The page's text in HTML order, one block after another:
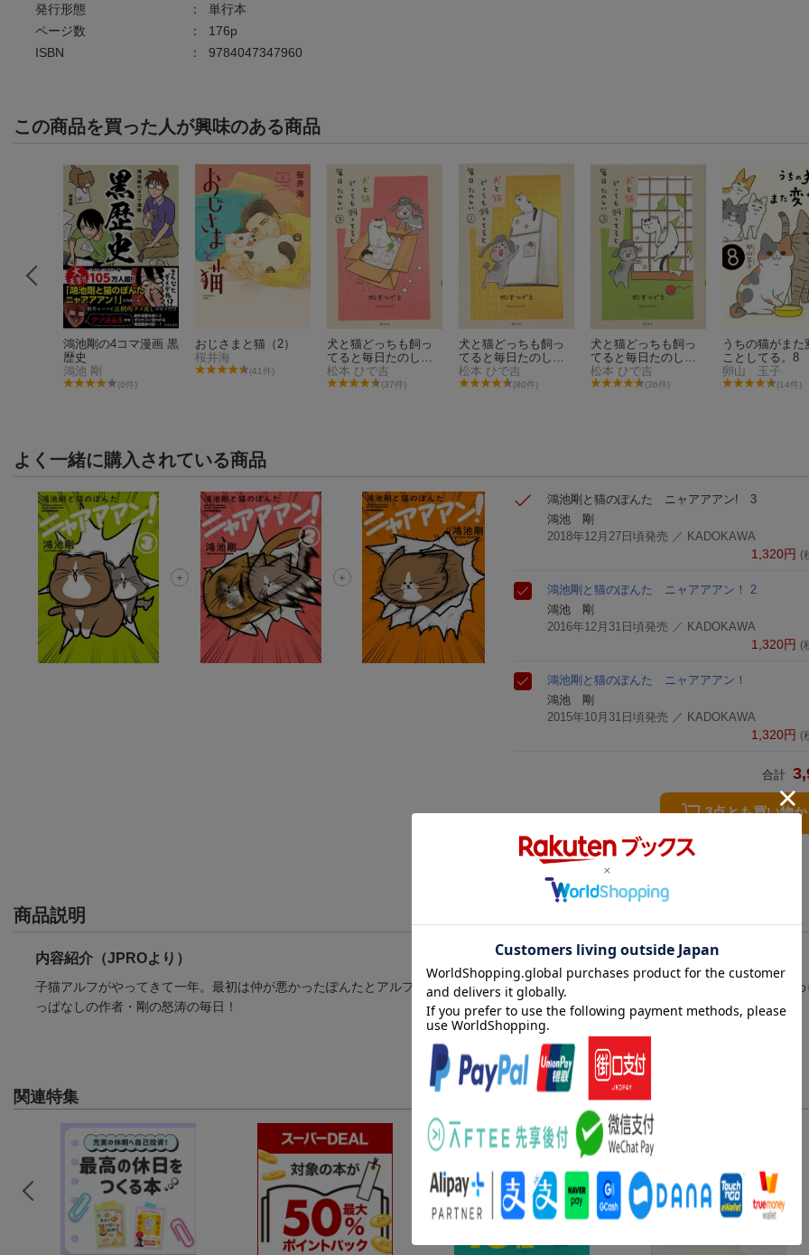
発行形態
： 単行本
ページ数
： 176p
ISBN
： 9784047347960
この商品を買った人が興味のある商品
鴻池剛の4コマ漫画 黒
歴史
鴻池 剛
(6件)
おじさまと猫（2）
桜井海
(41件)
犬と猫どっちも飼っ
てると毎日たのしい
（2）
松本 ひで吉
(37件)
犬と猫どっちも飼っ
てると毎日たのしい
（1）
松本 ひで吉
(80件)
犬と猫どっちも飼っ
てると毎日たのしい
（3）
松本 ひで吉
(36件)
うちの猫がまた
ことしてる。8
卵山 玉子
(14件)
よく一緒に購入されている商品
鴻池剛と猫のぽんた ニャアアアン! 3
鴻池 剛
2018年12月27日頃発売 ／ KADOKAWA
1,320円 (
鴻池剛と猫のぽんた ニャアアアン！ 2
鴻池 剛
2016年12月31日頃発売 ／ KADOKAWA
1,320円 (
鴻池剛と猫のぽんた ニャアアアン！
鴻池 剛
2015年10月31日頃発売 ／ KADOKAWA
1,320円 (
合計
3点とも買い物
商品説明
内容紹介（JPROより）
子猫アルフがやってきて一年。最初は仲が悪かったぽんたとアルフもすっかり慣れてきたけれど・・・！？自由きままな猫たちと相変
っぱなしの作者・剛の怒涛の毎日！
関連特集